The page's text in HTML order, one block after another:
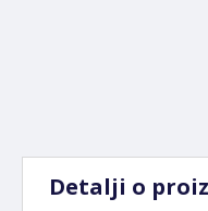
Detalji o